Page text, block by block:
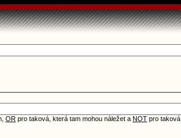
OR pro taková, která tam mohou náležet a NOT pro